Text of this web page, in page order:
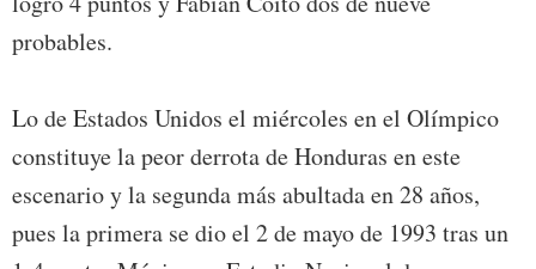
probables.
Lo de Estados Unidos el miércoles en el Olímpico
constituye la peor derrota de Honduras en este
escenario y la segunda más abultada en 28 años,
pues la primera se dio el 2 de mayo de 1993 tras un